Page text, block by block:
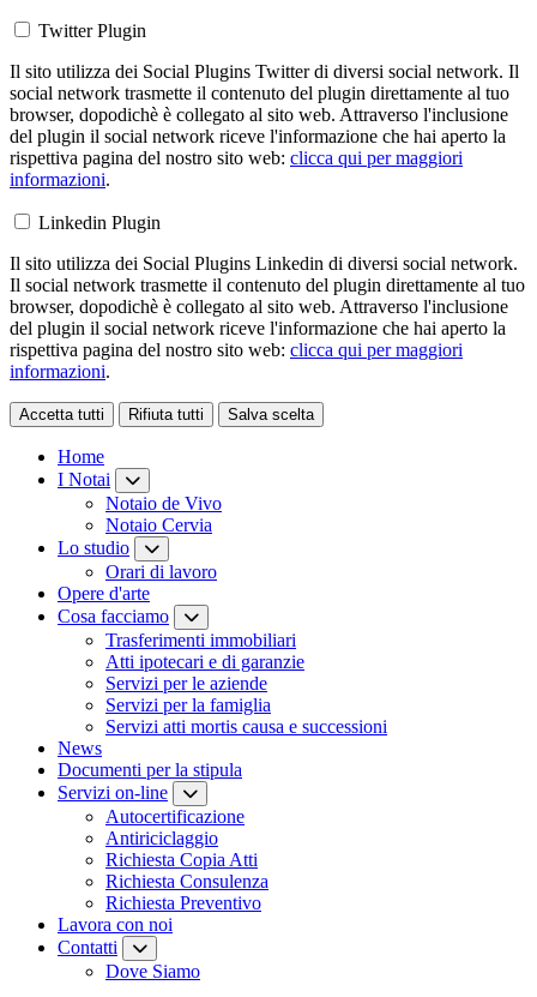
Twitter Plugin
Il sito utilizza dei Social Plugins Twitter di diversi social network. Il
social network trasmette il contenuto del plugin direttamente al tuo
browser, dopodichè è collegato al sito web. Attraverso l'inclusione
del plugin il social network riceve l'informazione che hai aperto la
rispettiva pagina del nostro sito web: clicca qui per maggiori
informazioni.
Linkedin Plugin
Il sito utilizza dei Social Plugins Linkedin di diversi social network.
Il social network trasmette il contenuto del plugin direttamente al tuo
browser, dopodichè è collegato al sito web. Attraverso l'inclusione
del plugin il social network riceve l'informazione che hai aperto la
rispettiva pagina del nostro sito web: clicca qui per maggiori
informazioni.
Accetta tutti Rifiuta tutti Salva scelta
Home
I Notai
Notaio de Vivo
Notaio Cervia
Lo studio
Orari di lavoro
Opere d'arte
Cosa facciamo
Trasferimenti immobiliari
Atti ipotecari e di garanzie
Servizi per le aziende
Servizi per la famiglia
Servizi atti mortis causa e successioni
News
Documenti per la stipula
Servizi on-line
Autocertificazione
Antiriciclaggio
Richiesta Copia Atti
Richiesta Consulenza
Richiesta Preventivo
Lavora con noi
Contatti
Dove Siamo